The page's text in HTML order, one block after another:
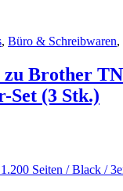
, Büro & Schreibwaren,
Brother
Set (3 Stk.)
Seiten / Black /